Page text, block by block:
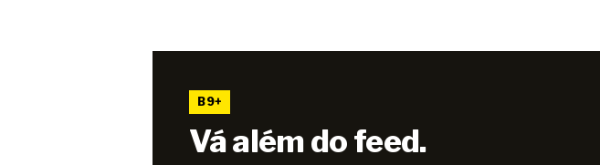
B9+
Vá além do feed.